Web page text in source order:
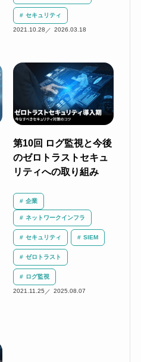
セキュリティ
2021.10.28 2026.03.18
第10回 ログ監視と今後
のゼロトラストセキュ
リティへの取り組み
企業
ネットワークインフラ
セキュリティ SIEM
ゼロトラスト
ログ監視
2021.11.25 2025.08.07